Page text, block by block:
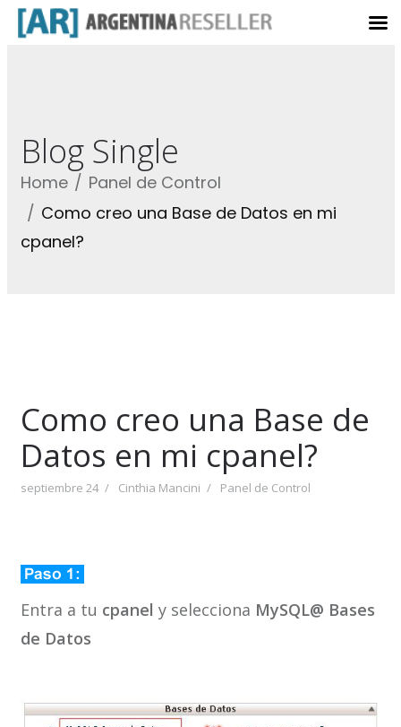
Blog Single
Home
Panel de Control
Como creo una Base de Datos en mi
cpanel?
Como creo una Base de
Datos en mi cpanel?
septiembre 24 Cinthia Mancini Panel de Control
Entra a tu cpanel y selecciona MySQL@ Bases
de Datos